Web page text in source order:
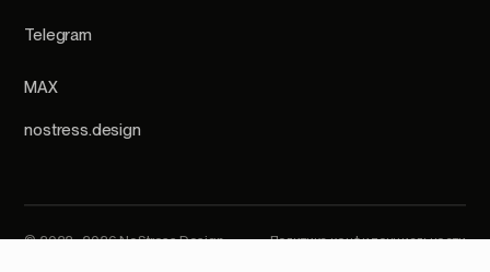
Telegram
MAX
nostress.design
© 2022–2026 NoStress Design. Политика конфиденциальности